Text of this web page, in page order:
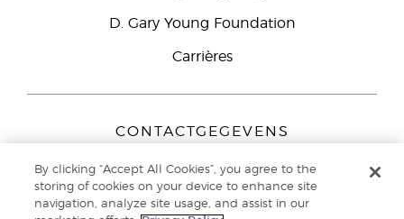
D. Gary Young Foundation
Carrières
CONTACTGEGEVENS
Peizerweg 97
9727 AJ Groningen
Nederland
By clicking “Accept All Cookies”, you agree to the
storing of cookies on your device to enhance site
navigation, analyze site usage, and assist in our